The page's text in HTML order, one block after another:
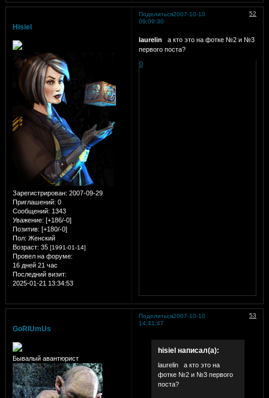
Поделиться 52
2007-10-10
09:09:30
Hisiel
Зарегистрирован: 2007-09-29
Приглашений: 0
Сообщений: 1343
Уважение: [+186/-0]
Позитив: [+180/-0]
Пол: Женский
Возраст: 35 [1991-01-14]
Провел на форуме:
16 дней 21 час
Последний визит:
2025-01-21 13:34:53
laurelin
а кто это на фотке №2 и №3
первого поста?
0
Поделиться 53
2007-10-10
14:41:47
GoRlUmUs
Бывалый авантюрист
hisiel написал(а):
laurelin а кто это на
фотке №2 и №3 первого
поста?